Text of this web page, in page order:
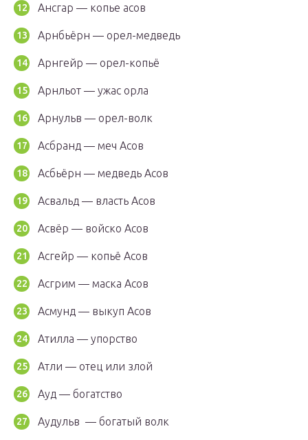
Ансгар — копье асов
Арнбьёрн — орел-медведь
Арнгейр — орел-копьё
Арнльот — ужас орла
Арнульв — орел-волк
Асбранд — меч Асов
Асбьёрн — медведь Асов
Асвальд — власть Асов
Асвёр — войско Асов
Асгейр — копьё Асов
Асгрим — маска Асов
Асмунд — выкуп Асов
Атилла — упорство
Атли — отец или злой
Ауд — богатство
Аудульв — богатый волк